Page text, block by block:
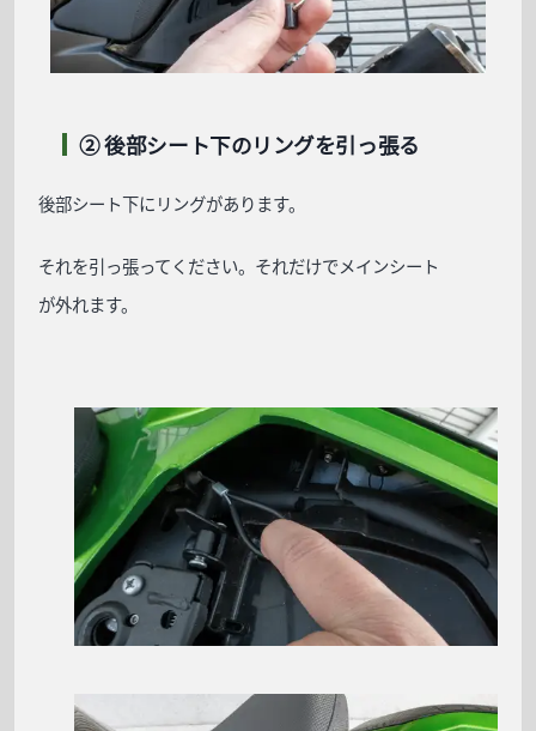
② 後部シート下のリングを引っ張る
後部シート下にリングがあります。
それを引っ張ってください。それだけでメインシート
が外れます。